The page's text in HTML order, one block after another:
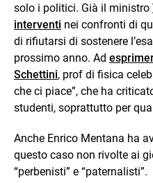
solo i politici. Già il ministro
interventi nei confronti di
di rifiutarsi di sostenere
prossimo anno. Ad
Schettini, prof di fisica
che ci piace”, che ha
studenti, soprattutto per
Anche Enrico Mentana ha
questo caso non rivolte ai
“perbenisti” e “paternalisti”.